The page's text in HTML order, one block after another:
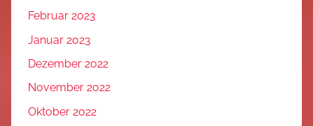
Februar 2023
Januar 2023
Dezember 2022
November 2022
Oktober 2022